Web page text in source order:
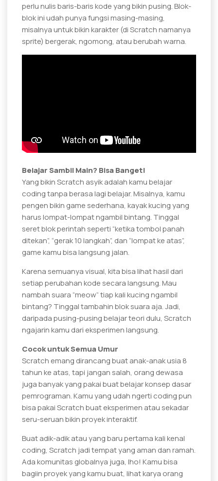
perlu nulis baris-baris kode yang bikin pusing. Blok-
blok ini udah punya fungsi masing-masing,
misalnya untuk bikin karakter (di Scratch namanya
sprite) bergerak, ngomong, atau berubah warna.
Belajar Sambil Main? Bisa Banget!
Yang bikin Scratch asyik adalah kamu belajar
coding tanpa berasa lagi belajar. Misalnya, kamu
pengen bikin game sederhana, kayak kucing yang
harus lompat-lompat ngambil bintang. Tinggal
seret blok perintah seperti “ketika tombol panah
ditekan”, “gerak 10 langkah”, dan “lompat ke atas”,
game kamu bisa langsung jalan.
Karena semuanya visual, kita bisa lihat hasil dari
setiap perubahan kode secara langsung. Mau
nambah suara “meow” tiap kali kucing ngambil
bintang? Tinggal tambahin blok suara aja. Jadi,
daripada pusing-pusing belajar teori dulu, Scratch
ngajarin kamu dari eksperimen langsung.
Cocok untuk Semua Umur
Scratch emang dirancang buat anak-anak usia 8
tahun ke atas, tapi jangan salah, orang dewasa
juga banyak yang pakai buat belajar konsep dasar
pemrograman. Kamu yang udah ngerti coding pun
bisa pakai Scratch buat eksperimen atau sekadar
seru-seruan bikin proyek interaktif.
Buat adik-adik atau yang baru pertama kali kenal
coding, Scratch jadi tempat yang aman dan ramah.
Ada komunitas globalnya juga, lho! Kamu bisa
bagiin proyek yang kamu buat, lihat karya orang